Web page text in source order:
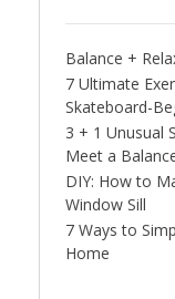
Balance +
7 Ultimate
Skateboard-
3 + 1 Unusual
Meet a
DIY: How to
Window Sill
7 Ways to
Home